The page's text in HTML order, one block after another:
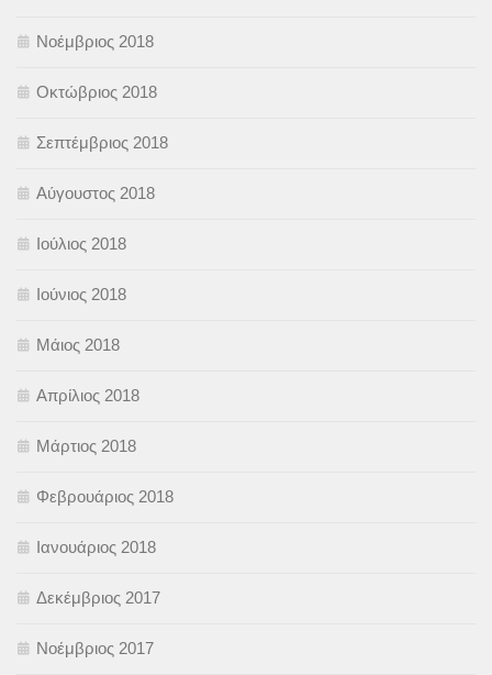
Νοέμβριος 2018
Οκτώβριος 2018
Σεπτέμβριος 2018
Αύγουστος 2018
Ιούλιος 2018
Ιούνιος 2018
Μάιος 2018
Απρίλιος 2018
Μάρτιος 2018
Φεβρουάριος 2018
Ιανουάριος 2018
Δεκέμβριος 2017
Νοέμβριος 2017